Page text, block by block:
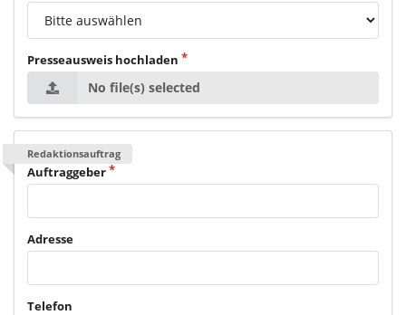
Presseausweis hochladen
No file(s) selected
Redaktionsauftrag
Auftraggeber
Adresse
Telefon